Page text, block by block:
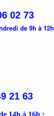
02 73
de 9h à 12h
21 63
14h à 16h :